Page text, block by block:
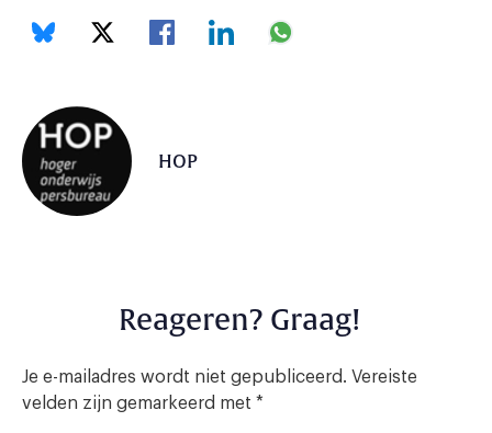
HOP
Reageren? Graag!
Je e-mailadres wordt niet gepubliceerd. Vereiste
velden zijn gemarkeerd met *